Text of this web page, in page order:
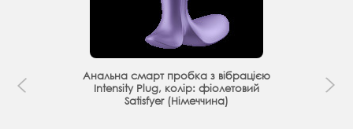
Анальна смарт пробка з вібрацією
Intensity Plug, колір: фіолетовий
Satisfyer (Німеччина)